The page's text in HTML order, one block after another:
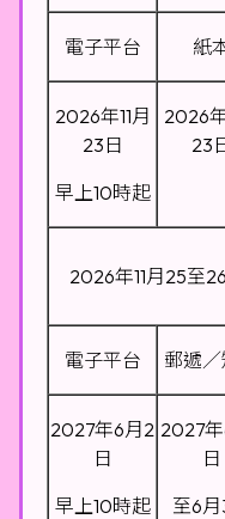
電子平台
紙
2026年11月
23日
早上10時起
2026
23
2026年11月25至
電子平台
郵遞
2027年6月2
日
早上10時起
2027
日
至6月